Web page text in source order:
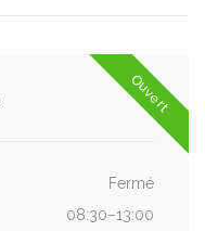
Ouvert
Fermé
08:30–13:00